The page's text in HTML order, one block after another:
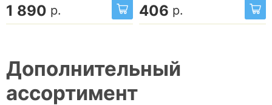
1 890 р. 406 р.
Дополнительный
ассортимент